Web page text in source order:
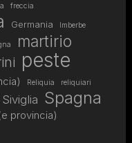
freccia
Germania Imberbe
martirio
peste
Reliquia reliquiari
Siviglia Spagna
provincia)